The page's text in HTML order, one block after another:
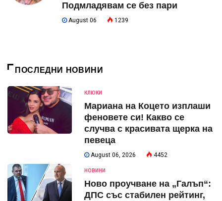
Подмладявам се без пари
August 06 1239
ПОСЛЕДНИ НОВИНИ
КЛЮКИ
Мариана на Коцето изплаши
феновете си! Какво се
случва с красивата щерка на
певеца
August 06, 2026 4452
НОВИНИ
Ново проучване на „Галъп“:
ДПС със стабилен рейтинг,